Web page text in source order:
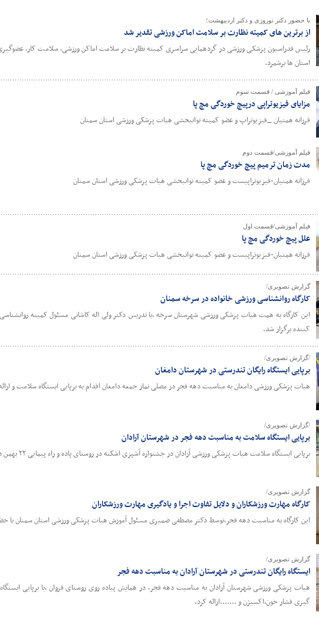
با حضور دکتر نوروزی و دکتر اردیبهشت؛
از برترین های کمیته نظارت بر سلامت اماکن ورزشی تقدیر شد
رئیس فدراسیون پزشکی ورزشی در گردهمایی سراسری کمیته نظارت بر سلامت اماکن ورزشی، سلامت کار،
استان ها برشمرد.
فیلم آموزشی / قسمت سوم
مزایای فیزیوتراپی درپیچ خوردگی مچ پا
فرزانه همتیان _فیزیوتراپ و عضو کمیته توانبخشی هیات پزشکی ورزشی استان سمنان
فیلم آموزشی/قسمت دوم
مدت زمان ترمیم پیچ خوردگی مچ پا
فرزانه همتیان-فیزیوتراپیست و عضو کمیته توانبخشی هیات پزشکی ورزشی استان سمنان
فیلم آموزشی/قسمت اول
علل پیچ خوردگی مچ پا
فرزانه همتیان-فیزیوتراپیست و عضو کمیته توانبخشی هیات پزشکی ورزشی استان سمنان
گزارش تصویری/
کارگاه روانشناسی ورزشی خانواده در سرخه سمنان
کننده برگزار شد.
/گزارش تصویری/
برپایی ایستگاه رایگان تندرستی در شهرستان دامغان
هیات پزشکی ورزشی دامغان به مناسبت دهه فجر در مصلی نماز جمعه دامغان اقدام به برپایی ایستگاه سلامت و
/گزارش تصویری/
برپایی ایستگاه سلامت به مناسبت دهه فجر در شهرستان آرادان
برپایی ایستگاه سلامت هیات پزشکی ورزشی آرادان در جشنواره آشپزی اشکنه در روستای پاده و راه پیمایی ۲۲ بهمن در آرادان
گزارش تصویری/
کارگاه مهارت ورزشکاران و دلایل تفاوت اجرا و یادگیری مهارت ورزشکاران
این کارگاه به مناسبت دهه فجر،توسط دکتر مصطفی ضمیری مسئول آموزش هیات پزشکی ورزشی استان سمنان با حضور ۲۶ شرکت کننده در سالن آموزش هیات
گزارش تصویری/
ایستگاه رایگان تندرستی در شهرستان آرادان به مناسبت دهه فجر
هیات پزشکی ورزشی شهرستان آرادان به مناسبت دهه فجر، در همایش پیاده روی روستای فروان ،با برپایی
گیری فشار خون،اکسیژن و .......ارائه کرد.